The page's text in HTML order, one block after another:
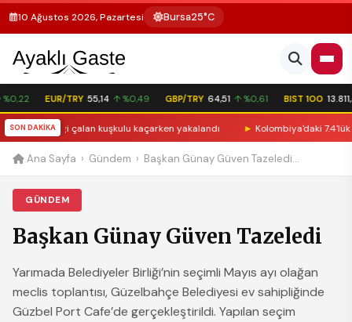
10 Ağustos 2026, Pazartesi Bursa25°C
EUR/TRY 55,14 ↑ %0,49 GBP/TRY 64,51 ↑ %0,61 BIST 100
SON DAKİKA
3 bileziği çalan kuşkulu kaçarken yakalandı Kolombiya'daki 7.4'lük
Ana Sayfa › Gündem › Başkan Günay Güven Tazeledi...
GÜNDEM
Başkan Günay Güven Tazeledi
Yarımada Belediyeler Birliği’nin seçimli Mayıs ayı olağan
meclis toplantısı, Güzelbahçe Belediyesi ev sahipliğinde
Güzbel Port Cafe’de gerçekleştirildi. Yapılan seçim